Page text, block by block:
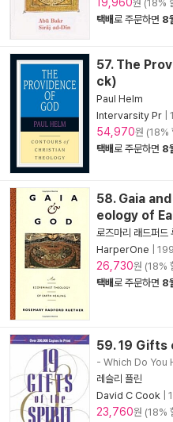
원 (18%
택배로 주문하면 8
57. The
ck)
Paul Helm
Intervarsity Pr
54,970원 (18%
택배로 주문하면 8
58. Gaia
eology of
로즈마리 래드퍼드
HarperOne
26,730원 (18%
택배로 주문하면 8
59. 19 Gifts
- Which Do You
레슬리 플린
David C Cook
23,760원 (18%